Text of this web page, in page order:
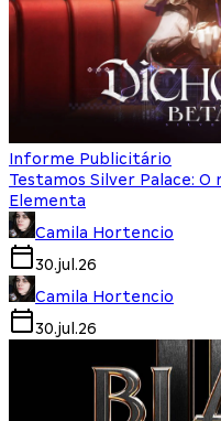
Informe Publicitário
Testamos Silver Palace:
Elementa
Camila Hortencio
30.jul.26
Camila Hortencio
30.jul.26